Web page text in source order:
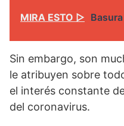
MIRA ESTO ▷
Sin embargo, son
le atribuyen sobre
el interés constante
del coronavirus.